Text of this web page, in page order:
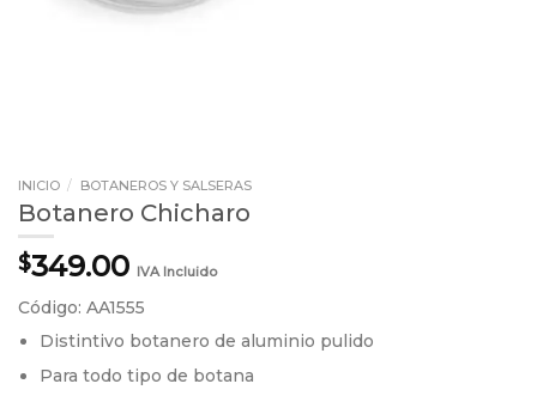
INICIO / BOTANEROS Y SALSERAS
Botanero Chicharo
$349.00 IVA Incluido
Código: AA1555
Distintivo botanero de aluminio pulido
Para todo tipo de botana